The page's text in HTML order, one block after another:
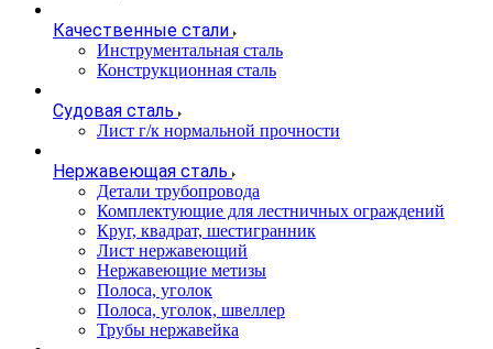
Качественные стали
Инструментальная сталь
Конструкционная сталь
Судовая сталь
Лист г/к нормальной прочности
Нержавеющая сталь
Детали трубопровода
Комплектующие для лестничных ограждений
Круг, квадрат, шестигранник
Лист нержавеющий
Нержавеющие метизы
Полоса, уголок
Полоса, уголок, швеллер
Трубы нержавейка